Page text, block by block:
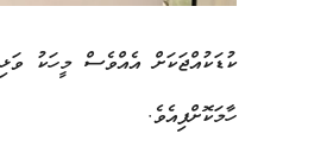
ކުޑަކުއްޖަކަށް އެއްވެސް މީހަކު
ހާމަކޮށްފިއެވެ.